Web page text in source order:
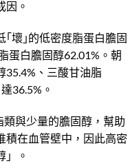
因。
｢壞｣的低密度脂蛋白膽固
蛋白膽固醇62.01%。朝
35.4%、三酸甘油脂
36.5%。
與少量的膽固醇，幫助
積在血管壁中，因此高密
」。